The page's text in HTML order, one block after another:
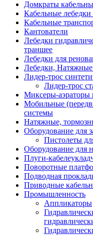
Домкраты
Кабельные
Кабельные
Кантователи
Лебедки
траншее
Лебедки для
Лебедки,
Лидер-трос
Лидер-трос
Миксеры-
Мобильные
системы
Натяжные,
Оборудование для
Пистолеты
Оборудование для
Плуги-
Поворотные
Подводная
Приводные
Промышленность
Аппликаторы